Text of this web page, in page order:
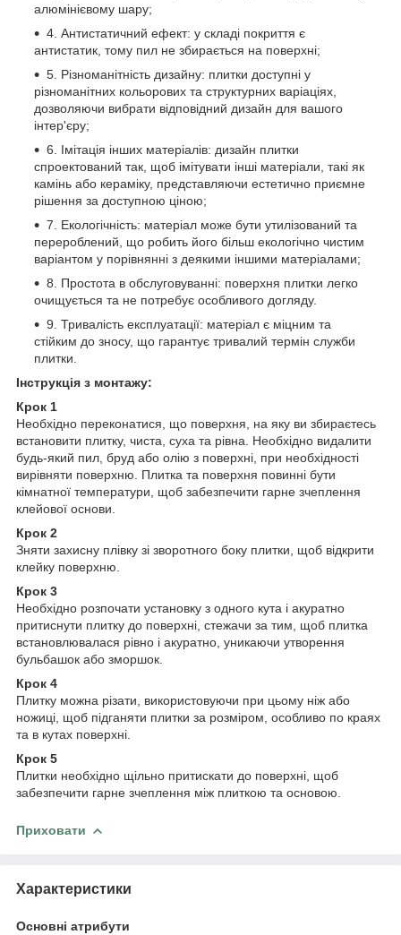
алюмінієвому шару;
4. Антистатичний ефект: у складі покриття є
антистатик, тому пил не збирається на поверхні;
5. Різноманітність дизайну: плитки доступні у
різноманітних кольорових та структурних варіаціях,
дозволяючи вибрати відповідний дизайн для вашого
інтер'єру;
6. Імітація інших матеріалів: дизайн плитки
спроектований так, щоб імітувати інші матеріали, такі як
камінь або кераміку, представляючи естетично приємне
рішення за доступною ціною;
7. Екологічність: матеріал може бути утилізований та
перероблений, що робить його більш екологічно чистим
варіантом у порівнянні з деякими іншими матеріалами;
8. Простота в обслуговуванні: поверхня плитки легко
очищується та не потребує особливого догляду.
9. Тривалість експлуатації: матеріал є міцним та
стійким до зносу, що гарантує тривалий термін служби
плитки.
Інструкція з монтажу:
Крок 1
Необхідно переконатися, що поверхня, на яку ви збираєтесь
встановити плитку, чиста, суха та рівна. Необхідно видалити
будь-який пил, бруд або олію з поверхні, при необхідності
вирівняти поверхню. Плитка та поверхня повинні бути
кімнатної температури, щоб забезпечити гарне зчеплення
клейової основи.
Крок 2
Зняти захисну плівку зі зворотного боку плитки, щоб відкрити
клейку поверхню.
Крок 3
Необхідно розпочати установку з одного кута і акуратно
притиснути плитку до поверхні, стежачи за тим, щоб плитка
встановлювалася рівно і акуратно, уникаючи утворення
бульбашок або зморшок.
Крок 4
Плитку можна різати, використовуючи при цьому ніж або
ножиці, щоб підганяти плитки за розміром, особливо по краях
та в кутах поверхні.
Крок 5
Плитки необхідно щільно притискати до поверхні, щоб
забезпечити гарне зчеплення між плиткою та основою.
Приховати
Характеристики
Основні атрибути